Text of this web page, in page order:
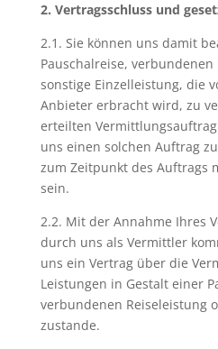
Verbundene
Reiseleistungen
2. Vertragsschluss und
2.1. Sie können uns damit
Pauschalreise,
sonstige Einzelleistung, die
Anbieter erbracht wird, zu
erteilten
uns einen solchen Auftrag
zum Zeitpunkt des Auftrags
sein.
2.2. Mit der Annahme Ihres
durch uns als Vermittler
uns ein Vertrag über die
Leistungen in Gestalt einer
verbundenen Reiseleistung
zustande.